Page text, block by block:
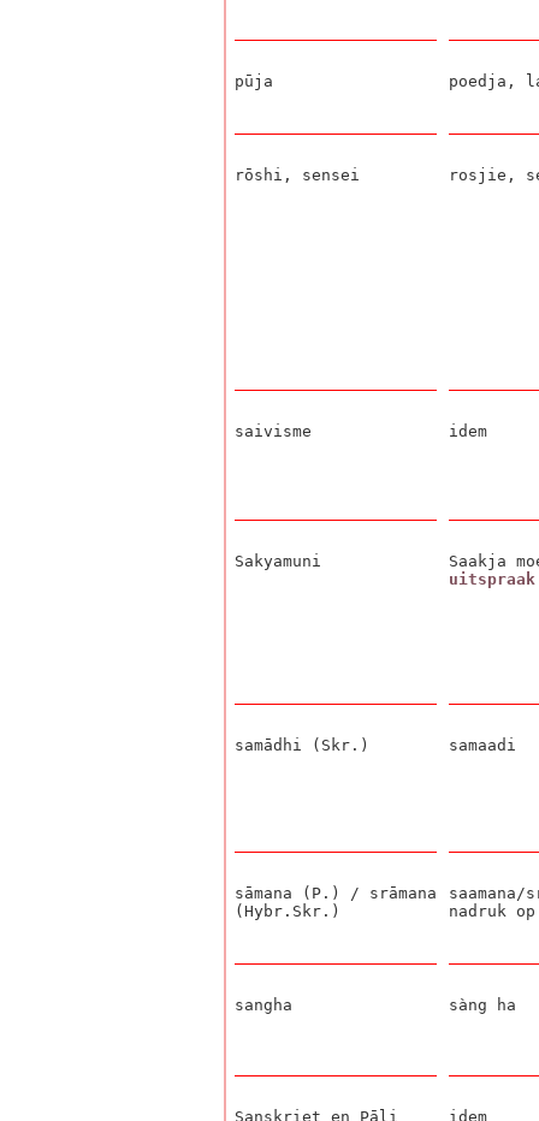
pūja poedja,
rōshi, sensei rosjie,
saivisme idem
Sakyamuni
Saakja
uitspraak
samādhi (Skr.) samaadi
sāmana (P.) / srāmana
(Hybr.Skr.)
saamana/
nadruk
sangha sàng ha
Sanskriet en Pāli idem